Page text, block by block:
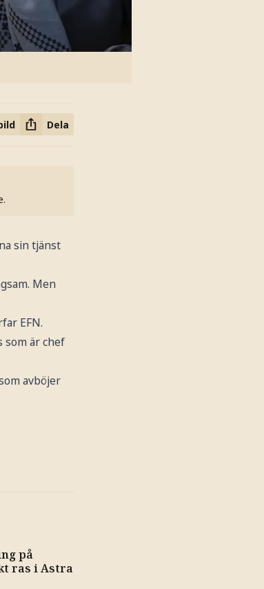
Dela
sin tjänst
Men
EFN.
som är chef
avböjer
på
ras i Astra